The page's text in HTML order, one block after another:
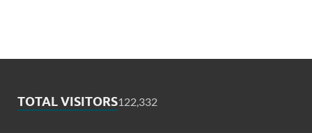
TOTAL VISITORS122,332